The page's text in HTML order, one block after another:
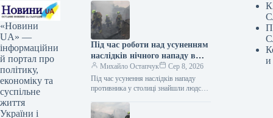
«Новини
UA» —
інформаційни
й портал про
політику,
економіку та
суспільне
життя
України і
Під час роботи над усуненням
наслідків нічного нападу в
Києві знайдено людське тіло.
Михайло Остапчук
Сер 8, 2026
Під час усунення наслідків нападу
противника у столиці знайшли людське
у Телеграмі написала Київська…
и